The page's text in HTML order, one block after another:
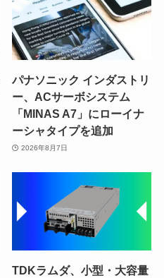
パナソニック インダストリ
ー、ACサーボシステム
「MINAS A7」にローイナ
ーシャタイプを追加
2026年8月7日
TDKラムダ、小型・大容量